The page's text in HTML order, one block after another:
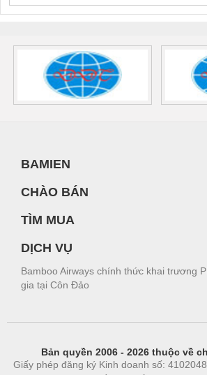
BAMIEN
CHÀO BÁN
TÌM MUA
DỊCH VỤ
Bamboo Airways chính thức khai trương
gia tại Côn Đảo
Bản quyền 2006 - 2026 thuộc về
Giấy phép đăng ký Kinh doanh số: